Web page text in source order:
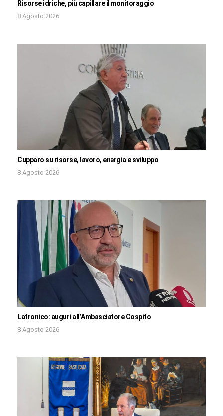
Risorse idriche, più capillare il monitoraggio
8 Agosto 2026
Cupparo su risorse, lavoro, energia e sviluppo
8 Agosto 2026
Latronico: auguri all’Ambasciatore Cospito
8 Agosto 2026